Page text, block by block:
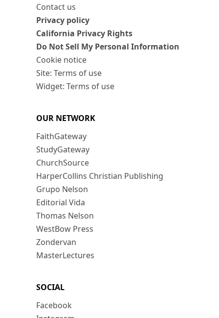
Contact us
Privacy policy
California Privacy Rights
Do Not Sell My Personal Information
Cookie notice
Site: Terms of use
Widget: Terms of use
OUR NETWORK
FaithGateway
StudyGateway
ChurchSource
HarperCollins Christian Publishing
Grupo Nelson
Editorial Vida
Thomas Nelson
WestBow Press
Zondervan
MasterLectures
SOCIAL
Facebook